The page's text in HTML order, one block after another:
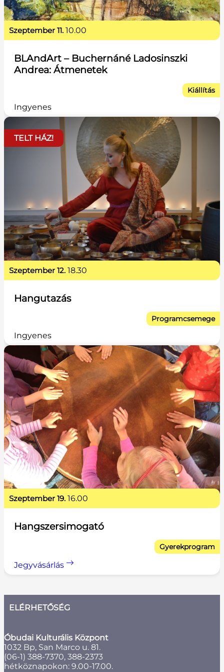
BLAndArt – Buchernáné Ladosinszki
Andrea: Átmenetek
szeptember 11. 10.00
Ingyenes
Kiállítás
TELT HÁZ!
Hangutazás
szeptember 12. 18.30
Ingyenes
Programcsemege
Hangszersimogató
szeptember 19. 16.00
Jegyvásárlás
Gyerekprogram
ELÉRHETŐSÉG
Óbudai Kulturális Központ
1032 Bp, San Marco u. 81.
(06-1) 388-7370, 388-2373
hétköznapokon: 9.00-17.00.